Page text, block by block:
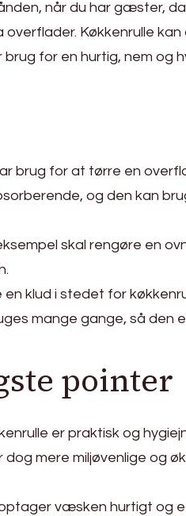
når du har gæster,
Køkkenrulle
for en hurtig, nem og
brug for at tørre en
og den kan
skal rengøre en
klud i stedet for
mange gange, så den
pointer
er praktisk og
mere miljøvenlige og
væsken hurtigt og